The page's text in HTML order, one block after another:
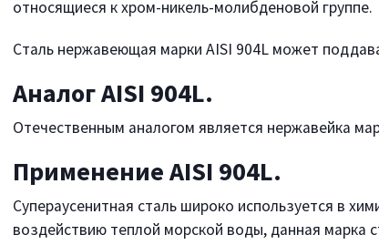
относящиеся к хром-никель-молибденовой группе.
Сталь нержавеющая марки AISI 904L может
Аналог AISI 904L.
Отечественным аналогом является нержавейка
Применение AISI 904L.
Супераусенитная сталь широко используется в
воздействию теплой морской воды, данная марка